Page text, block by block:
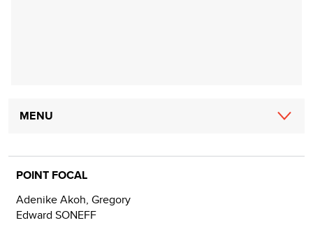
Main
MENU
POINT FOCAL
Adenike Akoh, Gregory
Edward SONEFF